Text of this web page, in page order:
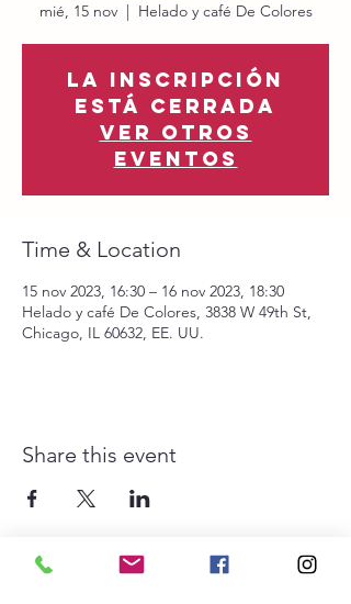
mié, 15 nov
  |
Helado y café De Colores
La inscripción
está cerrada
Ver otros
eventos
Time & Location
15 nov 2023, 16:30 – 16 nov 2023, 18:30
Helado y café De Colores, 3838 W 49th St,
Chicago, IL 60632, EE. UU.
Share this event